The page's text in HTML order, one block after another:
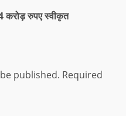
करोड़ रुपए स्वीकृत
published. Required